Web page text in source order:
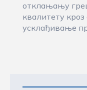
отклањању
квалитету
усклађивање